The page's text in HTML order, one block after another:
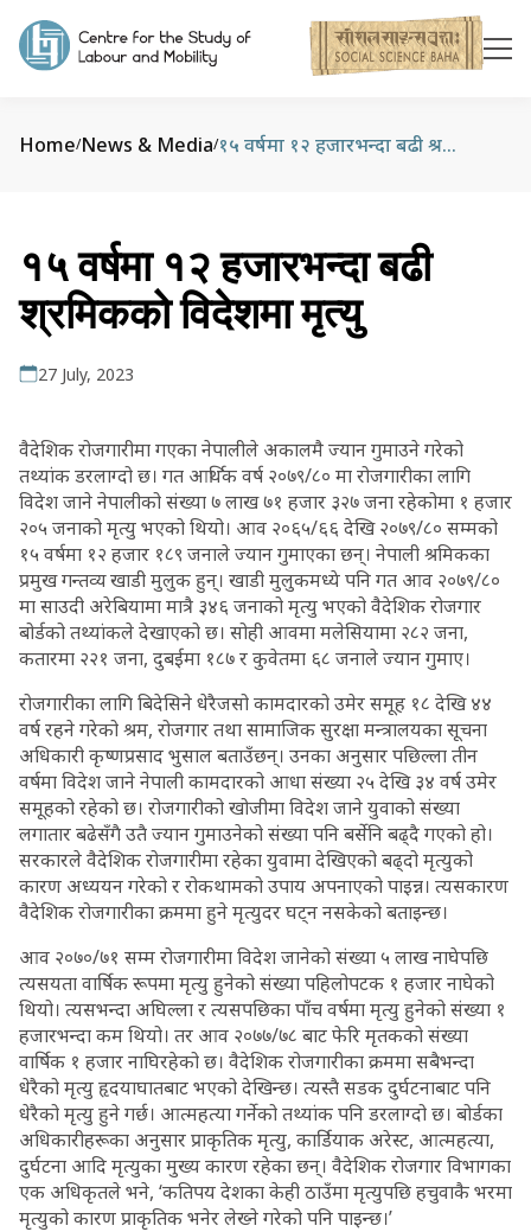
Home/News & Media/ १५ वर्षमा १२ हजारभन्दा बढी श्रमिकको विदेशमा मृत्यु
१५ वर्षमा १२ हजारभन्दा बढी
श्रमिकको विदेशमा मृत्यु
27 July, 2023
वैदेशिक रोजगारीमा गएका नेपालीले अकालमै ज्यान गुमाउने गरेको
तथ्यांक डरलाग्दो छ। गत आर्थिक वर्ष २०७९/८० मा रोजगारीका लागि
विदेश जाने नेपालीको संख्या ७ लाख ७१ हजार ३२७ जना रहेकोमा १ हजार
२०५ जनाको मृत्यु भएको थियो। आव २०६५/६६ देखि २०७९/८० सम्मको
१५ वर्षमा १२ हजार १८९ जनाले ज्यान गुमाएका छन्। नेपाली श्रमिकका
प्रमुख गन्तव्य खाडी मुलुक हुन्। खाडी मुलुकमध्ये पनि गत आव २०७९/८०
मा साउदी अरेबियामा मात्रै ३४६ जनाको मृत्यु भएको वैदेशिक रोजगार
बोर्डको तथ्यांकले देखाएको छ। सोही आवमा मलेसियामा २८२ जना,
कतारमा २२१ जना, दुबईमा १८७ र कुवेतमा ६८ जनाले ज्यान गुमाए।
रोजगारीका लागि बिदेसिने धेरैजसो कामदारको उमेर समूह १८ देखि ४४
वर्ष रहने गरेको श्रम, रोजगार तथा सामाजिक सुरक्षा मन्त्रालयका सूचना
अधिकारी कृष्णप्रसाद भुसाल बताउँछन्। उनका अनुसार पछिल्ला तीन
वर्षमा विदेश जाने नेपाली कामदारको आधा संख्या २५ देखि ३४ वर्ष उमेर
समूहको रहेको छ। रोजगारीको खोजीमा विदेश जाने युवाको संख्या
लगातार बढेसँगै उतै ज्यान गुमाउनेको संख्या पनि बर्सेनि बढ्दै गएको हो।
सरकारले वैदेशिक रोजगारीमा रहेका युवामा देखिएको बढ्दो मृत्युको
कारण अध्ययन गरेको र रोकथामको उपाय अपनाएको पाइन्न। त्यसकारण
वैदेशिक रोजगारीका क्रममा हुने मृत्युदर घट्न नसकेको बताइन्छ।
आव २०७०/७१ सम्म रोजगारीमा विदेश जानेको संख्या ५ लाख नाघेपछि
त्यसयता वार्षिक रूपमा मृत्यु हुनेको संख्या पहिलोपटक १ हजार नाघेको
थियो। त्यसभन्दा अघिल्ला र त्यसपछिका पाँच वर्षमा मृत्यु हुनेको संख्या १
हजारभन्दा कम थियो। तर आव २०७७/७८ बाट फेरि मृतकको संख्या
वार्षिक १ हजार नाघिरहेको छ। वैदेशिक रोजगारीका क्रममा सबैभन्दा
धेरैको मृत्यु हृदयाघातबाट भएको देखिन्छ। त्यस्तै सडक दुर्घटनाबाट पनि
धेरैको मृत्यु हुने गर्छ। आत्महत्या गर्नेको तथ्यांक पनि डरलाग्दो छ। बोर्डका
अधिकारीहरूका अनुसार प्राकृतिक मृत्यु, कार्डियाक अरेस्ट, आत्महत्या,
दुर्घटना आदि मृत्युका मुख्य कारण रहेका छन्। वैदेशिक रोजगार विभागका
एक अधिकृतले भने, ‘कतिपय देशका केही ठाउँमा मृत्युपछि हचुवाकै भरमा
मृत्युको कारण प्राकृतिक भनेर लेख्ने गरेको पनि पाइन्छ।’